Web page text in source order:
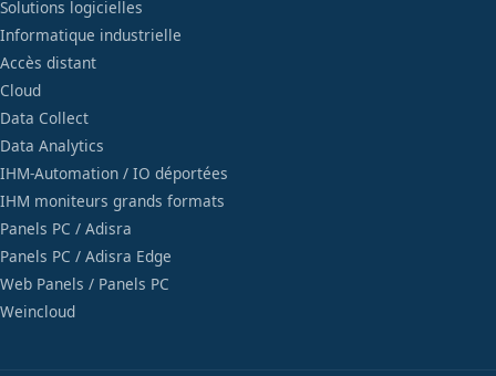
Solutions logicielles
Informatique industrielle
Accès distant
Cloud
Data Collect
Data Analytics
IHM-Automation / IO déportées
IHM moniteurs grands formats
Panels PC / Adisra
Panels PC / Adisra Edge
Web Panels / Panels PC
Weincloud